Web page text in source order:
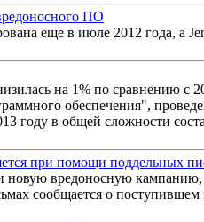
ПО
еще в июле 2012 года, а
на 1% по сравнению с
обеспечения",
году в общей сложности
при помощи поддельных
вредоносную кампанию,
сообщается о